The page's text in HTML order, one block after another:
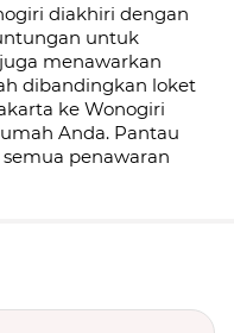
diakhiri dengan
untuk
menawarkan
dibandingkan loket
ke Wonogiri
Anda. Pantau
penawaran